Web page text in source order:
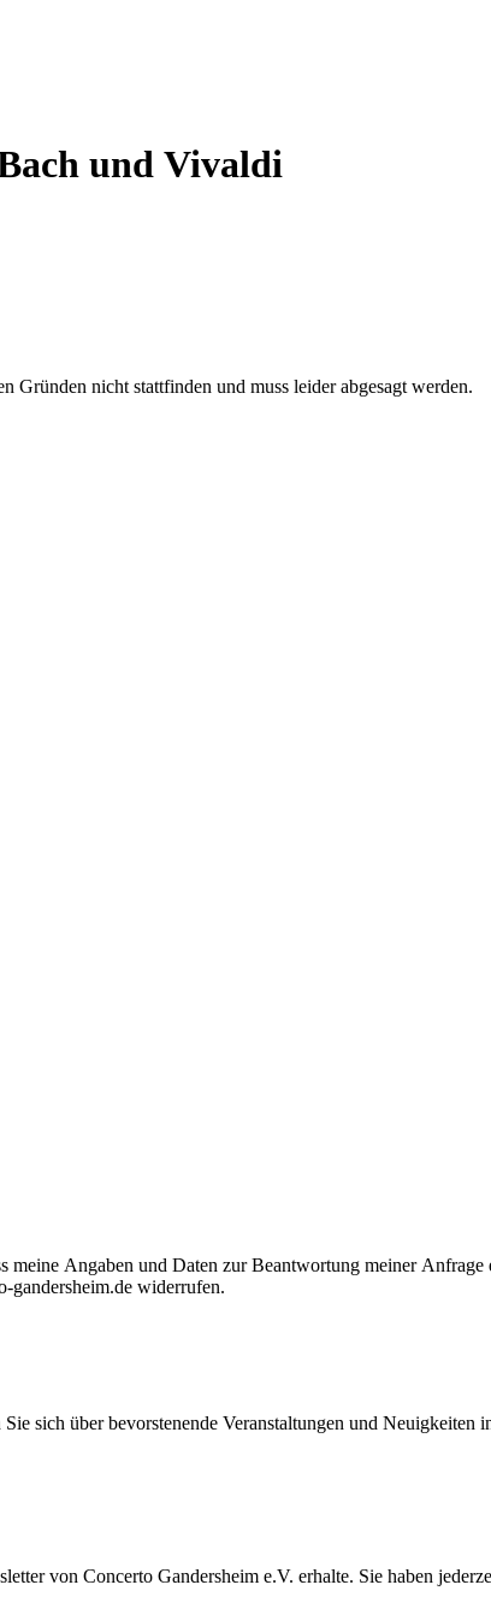
und Vivaldi
nicht stattfinden und muss leider abgesagt werden.
Angaben und Daten zur Beantwortung meiner
gandersheim.de widerrufen.
sich über bevorstenende Veranstaltungen und Neuigkeiten
von Concerto Gandersheim e.V. erhalte. Sie haben